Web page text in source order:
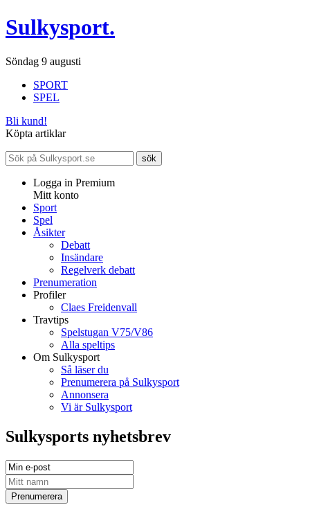
Sulkysport.
Söndag 9 augusti
SPORT
SPEL
Bli kund!
Köpta artiklar
Logga in Premium
Mitt konto
Sport
Spel
Åsikter
Debatt
Insändare
Regelverk debatt
Prenumeration
Profiler
Claes Freidenvall
Travtips
Spelstugan V75/V86
Alla speltips
Om Sulkysport
Så läser du
Prenumerera på Sulkysport
Annonsera
Vi är Sulkysport
Sulkysports nyhetsbrev